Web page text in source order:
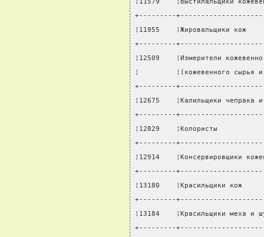
+---------
¦11955
+---------
¦12509    ¦Измерители
¦         ¦(кожевенного сырья и
+---------
¦12675    ¦Калильщики
+---------
¦12829    ¦Колористы
+---------
¦12914    ¦Консервировщики
+---------
¦13180
+---------
¦13184    ¦Красильщики
+---------